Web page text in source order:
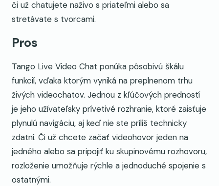
či už chatujete naživo s priateľmi alebo sa
stretávate s tvorcami.
Pros
Tango Live Video Chat ponúka pôsobivú škálu
funkcií, vďaka ktorým vyniká na preplnenom trhu
živých videochatov. Jednou z kľúčových predností
je jeho užívateľsky prívetivé rozhranie, ktoré zaisťuje
plynulú navigáciu, aj keď nie ste príliš technicky
zdatní. Či už chcete začať videohovor jeden na
jedného alebo sa pripojiť ku skupinovému rozhovoru,
rozloženie umožňuje rýchle a jednoduché spojenie s
ostatnými.